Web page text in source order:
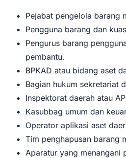
Pejabat pengelola barang
Pengguna barang dan
Pengurus barang
pembantu.
BPKAD atau bidang aset
Bagian hukum sekretariat
Inspektorat daerah atau
Kasubbag umum dan
Operator aplikasi aset
Tim penghapusan barang
Aparatur yang menangani